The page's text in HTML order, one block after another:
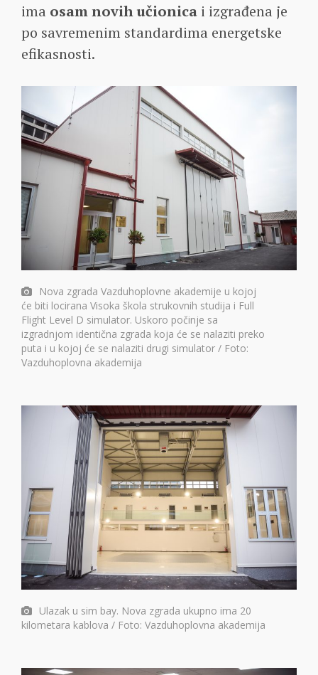
ima osam novih učionica i izgrađena je
po savremenim standardima energetske
efikasnosti.
Nova zgrada Vazduhoplovne akademije u kojoj
će biti locirana Visoka škola strukovnih studija i Full
Flight Level D simulator. Uskoro počinje sa
izgradnjom identična zgrada koja će se nalaziti preko
puta i u kojoj će se nalaziti drugi simulator / Foto:
Vazduhoplovna akademija
Ulazak u sim bay. Nova zgrada ukupno ima 20
kilometara kablova / Foto: Vazduhoplovna akademija